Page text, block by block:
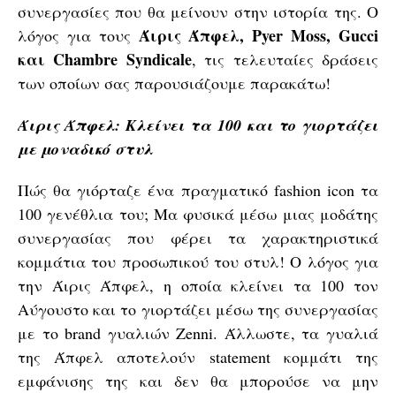
συνεργασίες που θα μείνουν στην ιστορία της. Ο
λόγος για τους Άιρις Άπφελ, Pyer Moss, Gucci
και Chambre Syndicale, τις τελευταίες δράσεις
των οποίων σας παρουσιάζουμε παρακάτω!
Άιρις Άπφελ: Κλείνει τα 100 και το γιορτάζει
με μοναδικό στυλ
Πώς θα γιόρταζε ένα πραγματικό fashion icon τα
100 γενέθλια του; Μα φυσικά μέσω μιας μοδάτης
συνεργασίας που φέρει τα χαρακτηριστικά
κομμάτια του προσωπικού του στυλ! Ο λόγος για
την Άιρις Άπφελ, η οποία κλείνει τα 100 τον
Αύγουστο και το γιορτάζει μέσω της συνεργασίας
με το brand γυαλιών Zenni. Άλλωστε, τα γυαλιά
της Άπφελ αποτελούν statement κομμάτι της
εμφάνισης της και δεν θα μπορούσε να μην